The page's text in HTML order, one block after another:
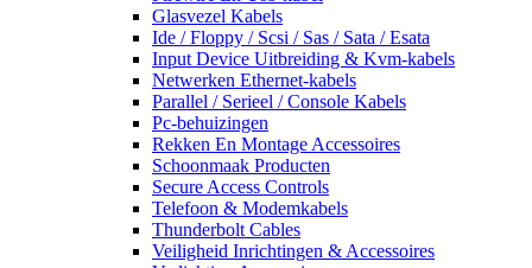
Glasvezel Kabels
Ide / Floppy / Scsi / Sas / Sata / Esata
Input Device Uitbreiding & Kvm-kabels
Netwerken Ethernet-kabels
Parallel / Serieel / Console Kabels
Pc-behuizingen
Rekken En Montage Accessoires
Schoonmaak Producten
Secure Access Controls
Telefoon & Modemkabels
Thunderbolt Cables
Veiligheid Inrichtingen & Accessoires